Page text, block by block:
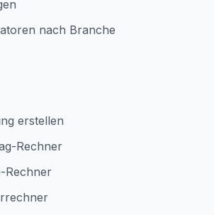
nach Branche
erstellen
Rechner
Rechner